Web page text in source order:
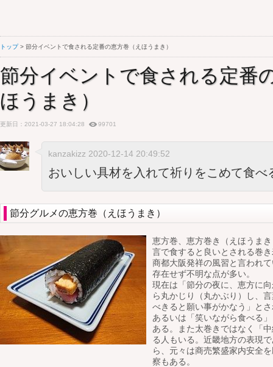
トップ> 節分イベントで食される定番の恵方巻（えほうまき）
節分イベントで食される定番
ほうまき）
更新日：2021-03-27 18:04:28 99701
kanzakizz 2020-12-14 20:49:52
おいしい具材を入れて祈りをこめて食べ
節分グルメの恵方巻（えほうまき）
恵方巻、恵方巻き（えほうま
言で食すると良いとされる巻
商都大阪発祥の風習と言われ
存在せず不明な点が多い。
現在は「節分の夜に、恵方に
ら丸かじり（丸かぶり）し、
べきると願い事がかなう」と
あるいは「笑いながら食べる
ある。また太巻きではなく「
る人もいる。近畿地方の表現
ら、元々は商売繁盛家内安全
察もある。